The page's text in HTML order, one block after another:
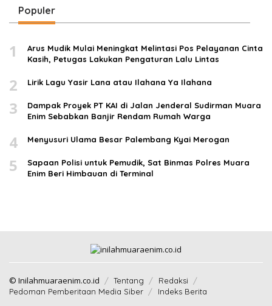
Populer
1
Arus Mudik Mulai Meningkat Melintasi Pos Pelayanan Cinta
Kasih, Petugas Lakukan Pengaturan Lalu Lintas
2 Lirik Lagu Yasir Lana atau Ilahana Ya Ilahana
3
Dampak Proyek PT KAI di Jalan Jenderal Sudirman Muara
Enim Sebabkan Banjir Rendam Rumah Warga
4 Menyusuri Ulama Besar Palembang Kyai Merogan
5
Sapaan Polisi untuk Pemudik, Sat Binmas Polres Muara
Enim Beri Himbauan di Terminal
© Inilahmuaraenim.co.id Tentang
Redaksi
Pedoman Pemberitaan Media Siber
Indeks Berita